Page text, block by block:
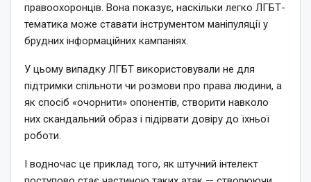
правоохоронців. Вона показує, наскільки легко ЛГБТ-
тематика може ставати інструментом маніпуляції у
брудних інформаційних кампаніях.
У цьому випадку ЛГБТ використовували не для
підтримки спільноти чи розмови про права людини, а
як спосіб «очорнити» опонентів, створити навколо
них скандальний образ і підірвати довіру до їхньої
роботи.
І водночас це приклад того, як штучний інтелект